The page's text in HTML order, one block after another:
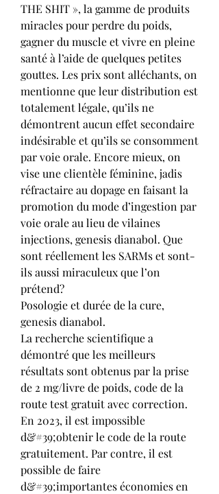
THE SHIT », la gamme de produits
miracles pour perdre du poids,
gagner du muscle et vivre en pleine
santé à l’aide de quelques petites
gouttes. Les prix sont alléchants, on
mentionne que leur distribution est
totalement légale, qu’ils ne
démontrent aucun effet secondaire
indésirable et qu’ils se consomment
par voie orale. Encore mieux, on
vise une clientèle féminine, jadis
réfractaire au dopage en faisant la
promotion du mode d’ingestion par
voie orale au lieu de vilaines
injections, genesis dianabol. Que
sont réellement les SARMs et sont-
ils aussi miraculeux que l’on
prétend?
Posologie et durée de la cure,
genesis dianabol.
La recherche scientifique a
démontré que les meilleurs
résultats sont obtenus par la prise
de 2 mg/livre de poids, code de la
route test gratuit avec correction.
En 2023, il est impossible
d&#39;obtenir le code de la route
gratuitement. Par contre, il est
possible de faire
d&#39;importantes économies en